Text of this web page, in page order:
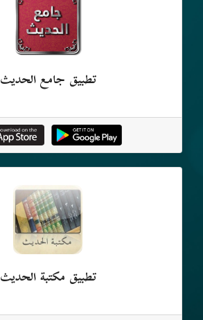
تطبيق جامع الحديث
تطبيق مكتبة الحديث